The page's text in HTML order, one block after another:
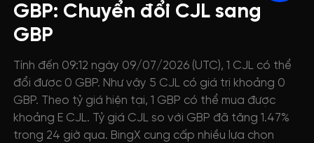
GBP: Chuyển đổi CJL sang
GBP
Tính đến 09:12 ngày 09/07/2026 (UTC), 1 CJL có thể
đổi được 0 GBP. Như vậy 5 CJL có giá trị khoảng 0
GBP. Theo tỷ giá hiện tại, 1 GBP có thể mua được
khoảng E CJL. Tỷ giá CJL so với GBP đã tăng 1.47%
trong 24 giờ qua. BingX cung cấp nhiều lựa chọn